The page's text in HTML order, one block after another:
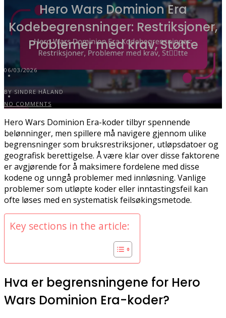
Hero Wars Dominion Era
Kodebegrensninger: Restriksjoner,
Problemer med krav, Støtte
06/03/2026
BY SINDRE HÅLAND
NO COMMENTS
Hero Wars Dominion Era-koder tilbyr spennende
belønninger, men spillere må navigere gjennom ulike
begrensninger som bruksrestriksjoner, utløpsdatoer og
geografisk berettigelse. Å være klar over disse faktorene
er avgjørende for å maksimere fordelene med disse
kodene og unngå problemer med innløsning. Vanlige
problemer som utløpte koder eller inntastingsfeil kan
ofte løses med en systematisk feilsøkingsmetode.
Key sections in the article:
Hva er begrensningene for Hero
Wars Dominion Era-koder?